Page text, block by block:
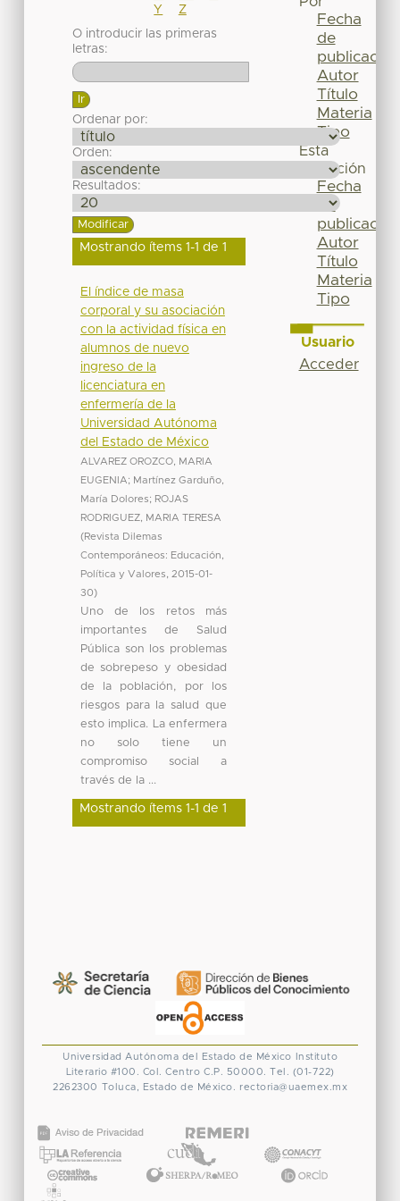
Y
Z
O introducir las primeras
letras:
Ordenar por:
Orden:
Resultados:
Mostrando ítems 1-1 de 1
El índice de masa
corporal y su asociación
con la actividad física en
alumnos de nuevo
ingreso de la
licenciatura en
enfermería de la
Universidad Autónoma
del Estado de México
ALVAREZ OROZCO, MARIA
EUGENIA; Martínez Garduño,
María Dolores; ROJAS
RODRIGUEZ, MARIA TERESA
(Revista Dilemas
Contemporáneos: Educación,
Política y Valores
2015-01-
30)
Uno de los retos más
importantes de Salud
Pública son los problemas
de sobrepeso y obesidad
de la población, por los
riesgos para la salud que
esto implica. La enfermera
no solo tiene un
compromiso social a
través de la ...
Mostrando ítems 1-1 de 1
Fecha
de
publicación
Autor
Título
Materia
Tipo
Esta
colección
Fecha
de
publicación
Autor
Título
Materia
Tipo
Usuario
Acceder
Universidad Autónoma del Estado de México
Instituto
Literario #100. Col. Centro C.P. 50000. Tel. (01-722)
2262300 Toluca, Estado de México. rectoria@uaemex.mx